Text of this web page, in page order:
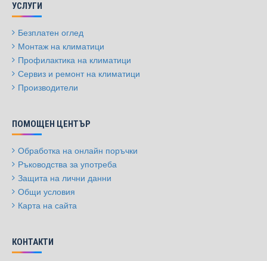
УСЛУГИ
Безплатен оглед
Монтаж на климатици
Профилактика на климатици
Сервиз и ремонт на климатици
Производители
ПОМОЩЕН ЦЕНТЪР
Обработка на онлайн поръчки
Ръководства за употреба
Защита на лични данни
Общи условия
Карта на сайта
КОНТАКТИ